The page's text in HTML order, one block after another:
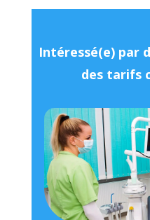
Intéressé(e) par
des tarifs